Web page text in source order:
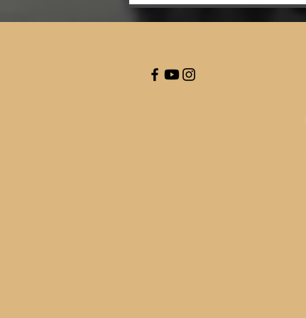
Parapunova si
unisce al Real